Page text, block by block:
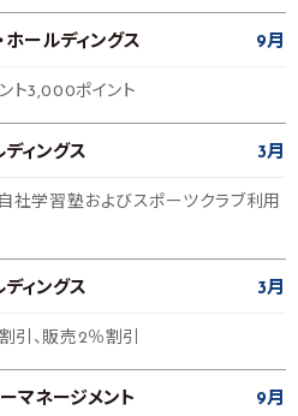
ホールディングス 9月
ト3,000ポイント
ィングス 3月
社学習塾およびスポーツクラブ利用
ィングス 3月
引、販売2％割引
マネージメント 9月